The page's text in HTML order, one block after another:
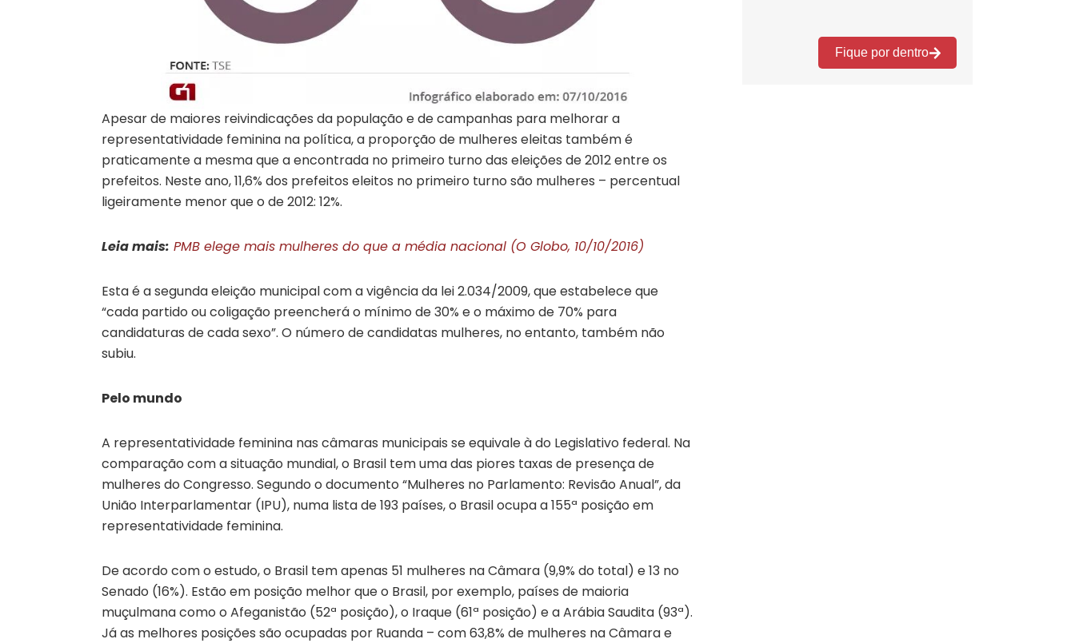
Apesar de maiores reivindicações da população e de campanhas para melhorar a
representatividade feminina na política, a proporção de mulheres eleitas também é
praticamente a mesma que a encontrada no primeiro turno das eleições de 2012 entre os
prefeitos. Neste ano, 11,6% dos prefeitos eleitos no primeiro turno são mulheres – percentual
ligeiramente menor que o de 2012: 12%.
Leia mais: PMB elege mais mulheres do que a média nacional (O Globo, 10/10/2016)
Esta é a segunda eleição municipal com a vigência da lei 2.034/2009, que estabelece que
“cada partido ou coligação preencherá o mínimo de 30% e o máximo de 70% para
candidaturas de cada sexo”. O número de candidatas mulheres, no entanto, também não
subiu.
Pelo mundo
A representatividade feminina nas câmaras municipais se equivale à do Legislativo federal. Na
comparação com a situação mundial, o Brasil tem uma das piores taxas de presença de
mulheres do Congresso. Segundo o documento “Mulheres no Parlamento: Revisão Anual”, da
União Interparlamentar (IPU), numa lista de 193 países, o Brasil ocupa a 155ª posição em
representatividade feminina.
De acordo com o estudo, o Brasil tem apenas 51 mulheres na Câmara (9,9% do total) e 13 no
Senado (16%). Estão em posição melhor que o Brasil, por exemplo, países de maioria
muçulmana como o Afeganistão (52ª posição), o Iraque (61ª posição) e a Arábia Saudita (93ª).
Já as melhores posições são ocupadas por Ruanda – com 63,8% de mulheres na Câmara e